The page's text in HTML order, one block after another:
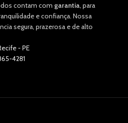
contam com garantia, para
e confiança. Nossa
segura, prazerosa e de alto
- PE
4281